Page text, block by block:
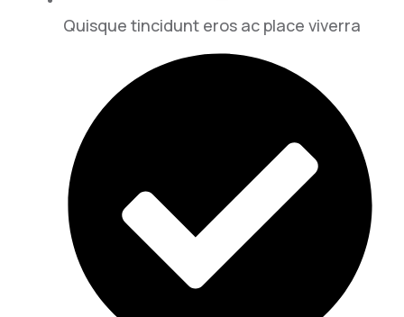
Quisque tincidunt eros ac place viverra